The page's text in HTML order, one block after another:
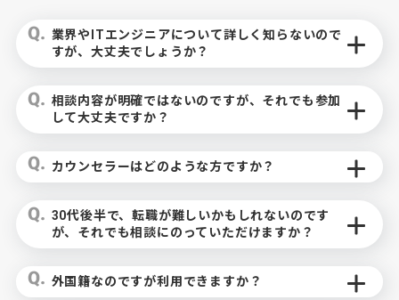
業界やITエンジニアについて詳しく知らないので
すが、大丈夫でしょうか？
相談内容が明確ではないのですが、それでも参加
して大丈夫ですか？
カウンセラーはどのような方ですか？
30代後半で、転職が難しいかもしれないのです
が、それでも相談にのっていただけますか？
外国籍なのですが利用できますか？